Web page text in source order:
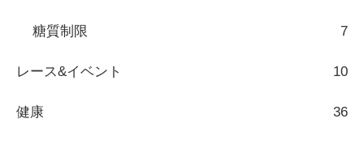
糖質制限 7
レース&イベント 10
健康 36